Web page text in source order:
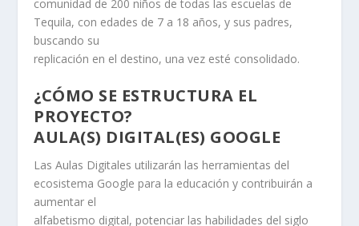
comunidad de 200 niños de todas las escuelas de
Tequila, con edades de 7 a 18 años, y sus padres,
buscando su
replicación en el destino, una vez esté consolidado.
¿CÓMO SE ESTRUCTURA EL
PROYECTO?
AULA(S) DIGITAL(ES) GOOGLE
Las Aulas Digitales utilizarán las herramientas del
ecosistema Google para la educación y contribuirán a
aumentar el
alfabetismo digital, potenciar las habilidades del siglo